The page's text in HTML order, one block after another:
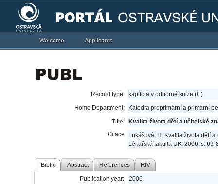
Welcome Applicants
Record type:
kapitola v odborné knize (C)
Home Department:
Katedra preprimární a primární
Title:
Kvalita života dětí a učitelské
Citace
Lukášová, H. Kvalita života dětí
Lékařská fakulta UK, 2006. s.
Biblio Abstract References RIV
Publication year: 2006